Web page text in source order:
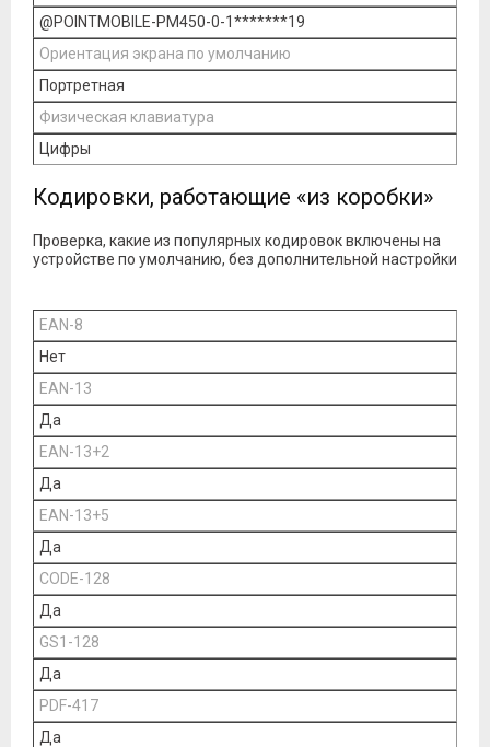
@POINTMOBILE-PM450-0-1*******19
Ориентация экрана по умолчанию
Портретная
Физическая клавиатура
Цифры
Кодировки, работающие «из коробки»
Проверка, какие из популярных кодировок включены на
устройстве по умолчанию, без дополнительной настройки
EAN-8
Нет
EAN-13
Да
EAN-13+2
Да
EAN-13+5
Да
CODE-128
Да
GS1-128
Да
PDF-417
Да